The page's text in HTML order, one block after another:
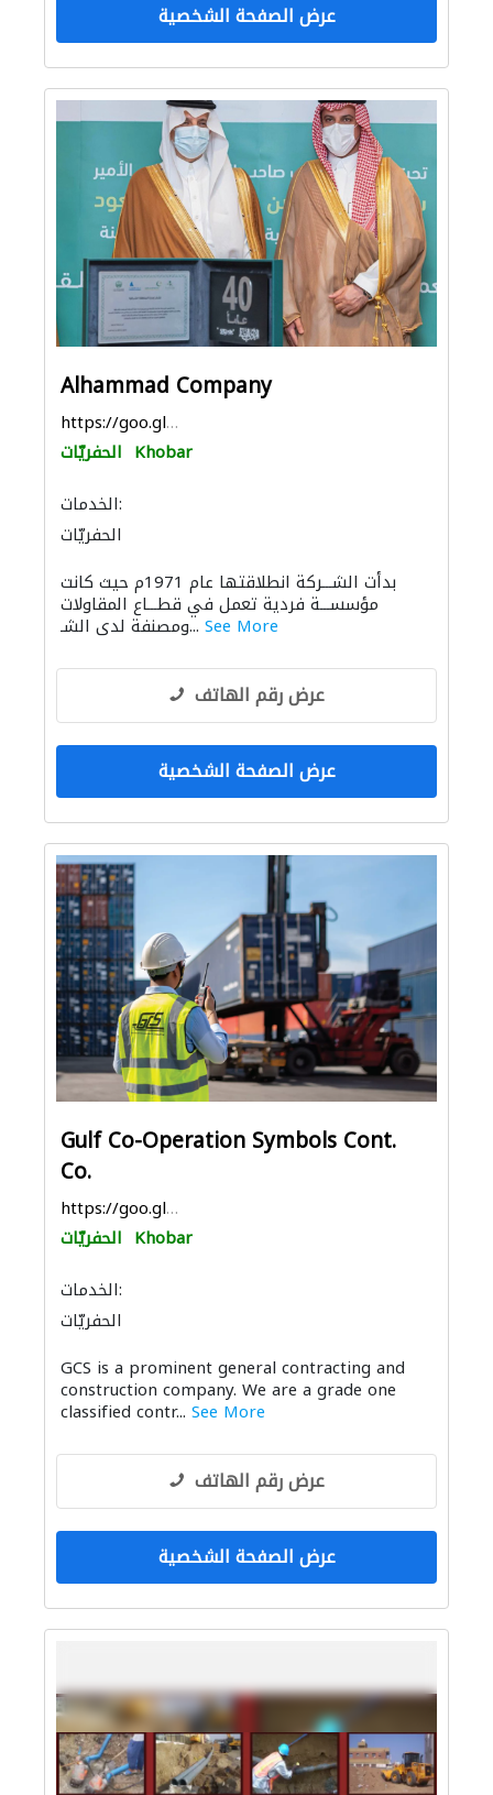
عرض الصفحة الشخصية
Alhammad Company
https://goo.gl/maps/Zpi6yXBf5yUaYmxYA
الحفريّات Khobar
الخدمات:
الحفريّات
بدأت الشـــركة انطلاقتها عام 1971م حيث كانت
مؤسســـة فردية تعمل في قطـــاع المقاولات
ومصنفة لدى الشـ... See More
عرض رقم الهاتف
عرض الصفحة الشخصية
Gulf Co-Operation Symbols Cont.
Co.
https://goo.gl/maps/UW6bxGhTEuSzH6m67
الحفريّات Khobar
الخدمات:
الحفريّات
GCS is a prominent general contracting and
construction company. We are a grade one
classified contr... See More
عرض رقم الهاتف
عرض الصفحة الشخصية